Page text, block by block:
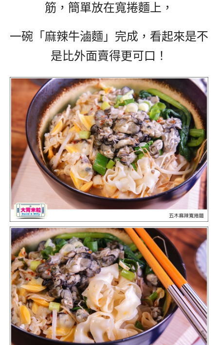
筋，簡單放在寬捲麵上，
一碗「麻辣牛滷麵」完成，看起來是不
是比外面賣得更可口！